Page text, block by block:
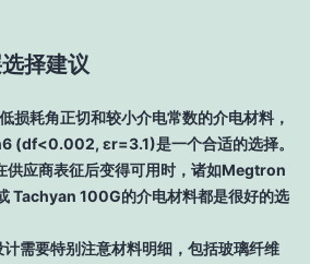
择建议
损耗角正切和较小介电常数的介电材料，
(df<0.002, εr=3.1)是一个合适的选择。
供应商表征后变得可用时，诸如Megtron
Tachyan 100G的介电材料都是很好的选
需要特别注意材料明细，包括玻璃纤维